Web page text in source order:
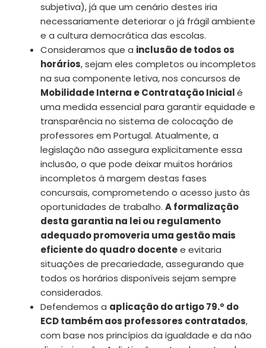
subjetiva), já que um cenário destes iria
necessariamente deteriorar o já frágil ambiente
e a cultura democrática das escolas.
Consideramos que a inclusão de todos os
horários, sejam eles completos ou incompletos
na sua componente letiva, nos concursos de
Mobilidade Interna e Contratação Inicialé
uma medida essencial para garantir equidade e
transparência no sistema de colocação de
professores em Portugal. Atualmente, a
legislação não assegura explicitamente essa
inclusão, o que pode deixar muitos horários
incompletos à margem destas fases
concursais, comprometendo o acesso justo às
oportunidades de trabalho.A formalização
desta garantia na lei ou regulamento
adequado promoveria uma gestão mais
eficiente do quadro docentee evitaria
situações de precariedade, assegurando que
todos os horários disponíveis sejam sempre
considerados.
Defendemos a aplicação do artigo 79.º do
ECD também aos professores contratados,
com base nos princípios da igualdade e da não